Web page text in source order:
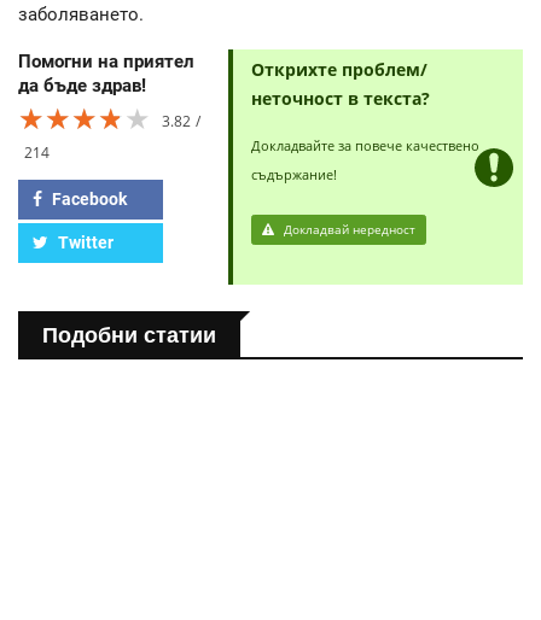
заболяването.
Помогни на приятел
да бъде здрав!
★★★★★
★★★★★
★★★★★
3.82
214
Facebook
Twitter
Открихте проблем/
неточност в текста?
Докладвайте за повече качествено
съдържание!
Докладвай нередност
Подобни статии